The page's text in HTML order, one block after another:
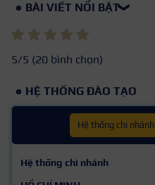
BÀI VIẾT NỔI BẬT❯
5/5 (20 bình chọn)
HỆ THỐNG ĐÀO TẠO
Hệ thống chi nhánh
Hệ thống chi nhánh